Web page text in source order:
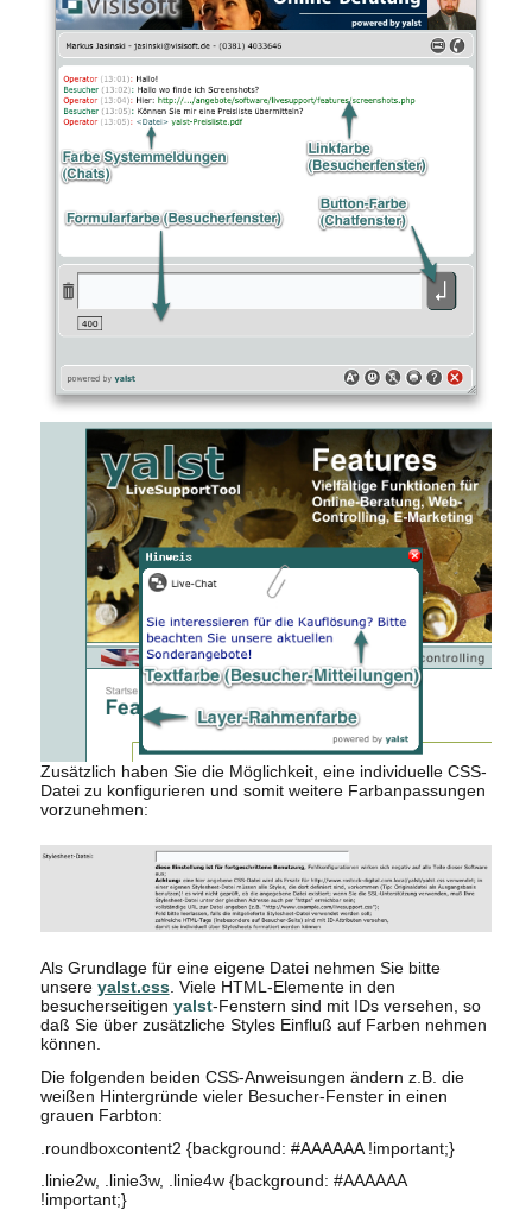
Zusätzlich haben Sie die Möglichkeit, eine individuelle CSS-
Datei zu konfigurieren und somit weitere Farbanpassungen
vorzunehmen:
Als Grundlage für eine eigene Datei nehmen Sie bitte
unsere yalst.css. Viele HTML-Elemente in den
besucherseitigen yalst-Fenstern sind mit IDs versehen, so
daß Sie über zusätzliche Styles Einfluß auf Farben nehmen
können.
Die folgenden beiden CSS-Anweisungen ändern z.B. die
weißen Hintergründe vieler Besucher-Fenster in einen
grauen Farbton:
.roundboxcontent2 {background: #AAAAAA !important;}
.linie2w, .linie3w, .linie4w {background: #AAAAAA
!important;}